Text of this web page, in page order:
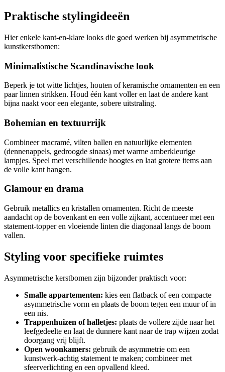
Praktische stylingideeën
Hier enkele kant-en-klare looks die goed werken bij asymmetrische
kunstkerstbomen:
Minimalistische Scandinavische look
Beperk je tot witte lichtjes, houten of keramische ornamenten en een
paar linnen strikken. Houd één kant voller en laat de andere kant
bijna naakt voor een elegante, sobere uitstraling.
Bohemian en textuurrijk
Combineer macramé, vilten ballen en natuurlijke elementen
(dennenappels, gedroogde sinaas) met warme amberkleurige
lampjes. Speel met verschillende hoogtes en laat grotere items aan
de volle kant hangen.
Glamour en drama
Gebruik metallics en kristallen ornamenten. Richt de meeste
aandacht op de bovenkant en een volle zijkant, accentueer met een
statement-topper en vloeiende linten die diagonaal langs de boom
vallen.
Styling voor specifieke ruimtes
Asymmetrische kerstbomen zijn bijzonder praktisch voor:
Smalle appartementen: kies een flatback of een compacte
asymmetrische vorm en plaats de boom tegen een muur of in
een nis.
Trappenhuizen of halletjes: plaats de vollere zijde naar het
leefgedeelte en laat de dunnere kant naar de trap wijzen zodat
doorgang vrij blijft.
Open woonkamers: gebruik de asymmetrie om een
kunstwerk-achtig statement te maken; combineer met
sfeerverlichting en een opvallend kleed.